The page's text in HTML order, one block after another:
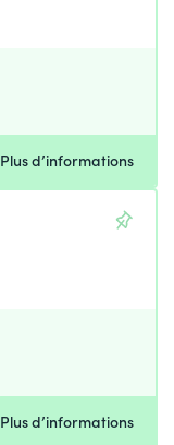
Plus d’informations
Plus d’informations